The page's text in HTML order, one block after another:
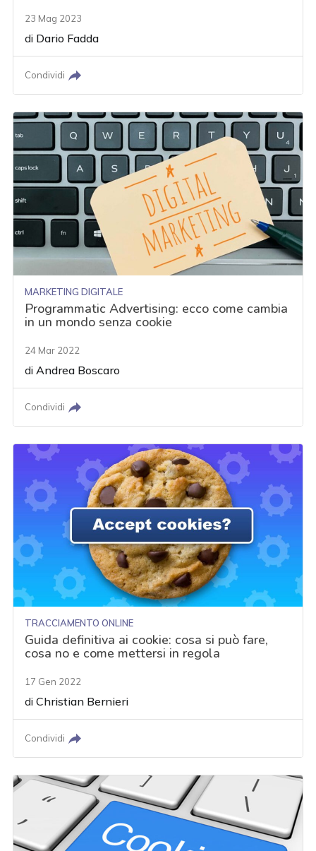
23 Mag 2023
di Dario Fadda
Condividi
MARKETING DIGITALE
Programmatic Advertising: ecco come cambia
in un mondo senza cookie
24 Mar 2022
diAndrea Boscaro
Condividi
TRACCIAMENTO ONLINE
Guida definitiva ai cookie: cosa si può fare,
cosa no e come mettersi in regola
17 Gen 2022
diChristian Bernieri
Condividi